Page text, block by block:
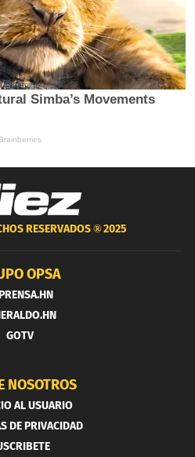
RESERVADOS ®2025
OPSA
GOTV
NOSOTROS
AL USUARIO
DE PRIVACIDAD